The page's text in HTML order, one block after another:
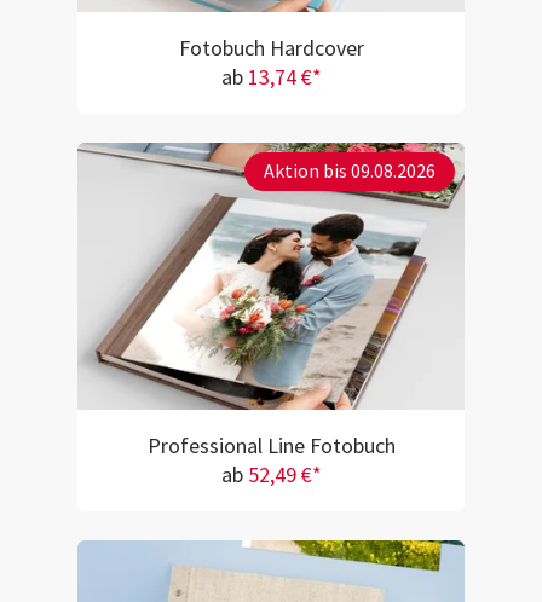
Fotobuch Hardcover
ab 13,74 €*
Aktion bis 09.08.2026
Professional Line Fotobuch
ab 52,49 €*